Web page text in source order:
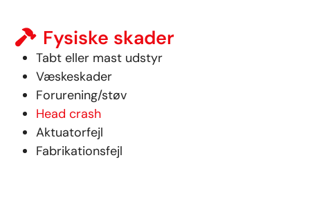
Fysiske skader
Tabt eller mast udstyr
Væskeskader
Forurening/støv
Head crash
Aktuatorfejl
Fabrikationsfejl